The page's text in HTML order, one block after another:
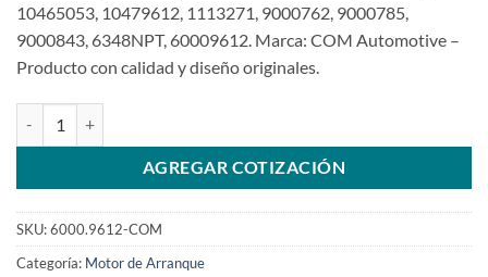
10465053, 10479612, 1113271, 9000762, 9000785,
9000843, 6348NPT, 60009612. Marca: COM Automotive –
Producto con calidad y diseño originales.
AGREGAR COTIZACIÓN
SKU:6000.9612-COM
Categoría: Motor de Arranque